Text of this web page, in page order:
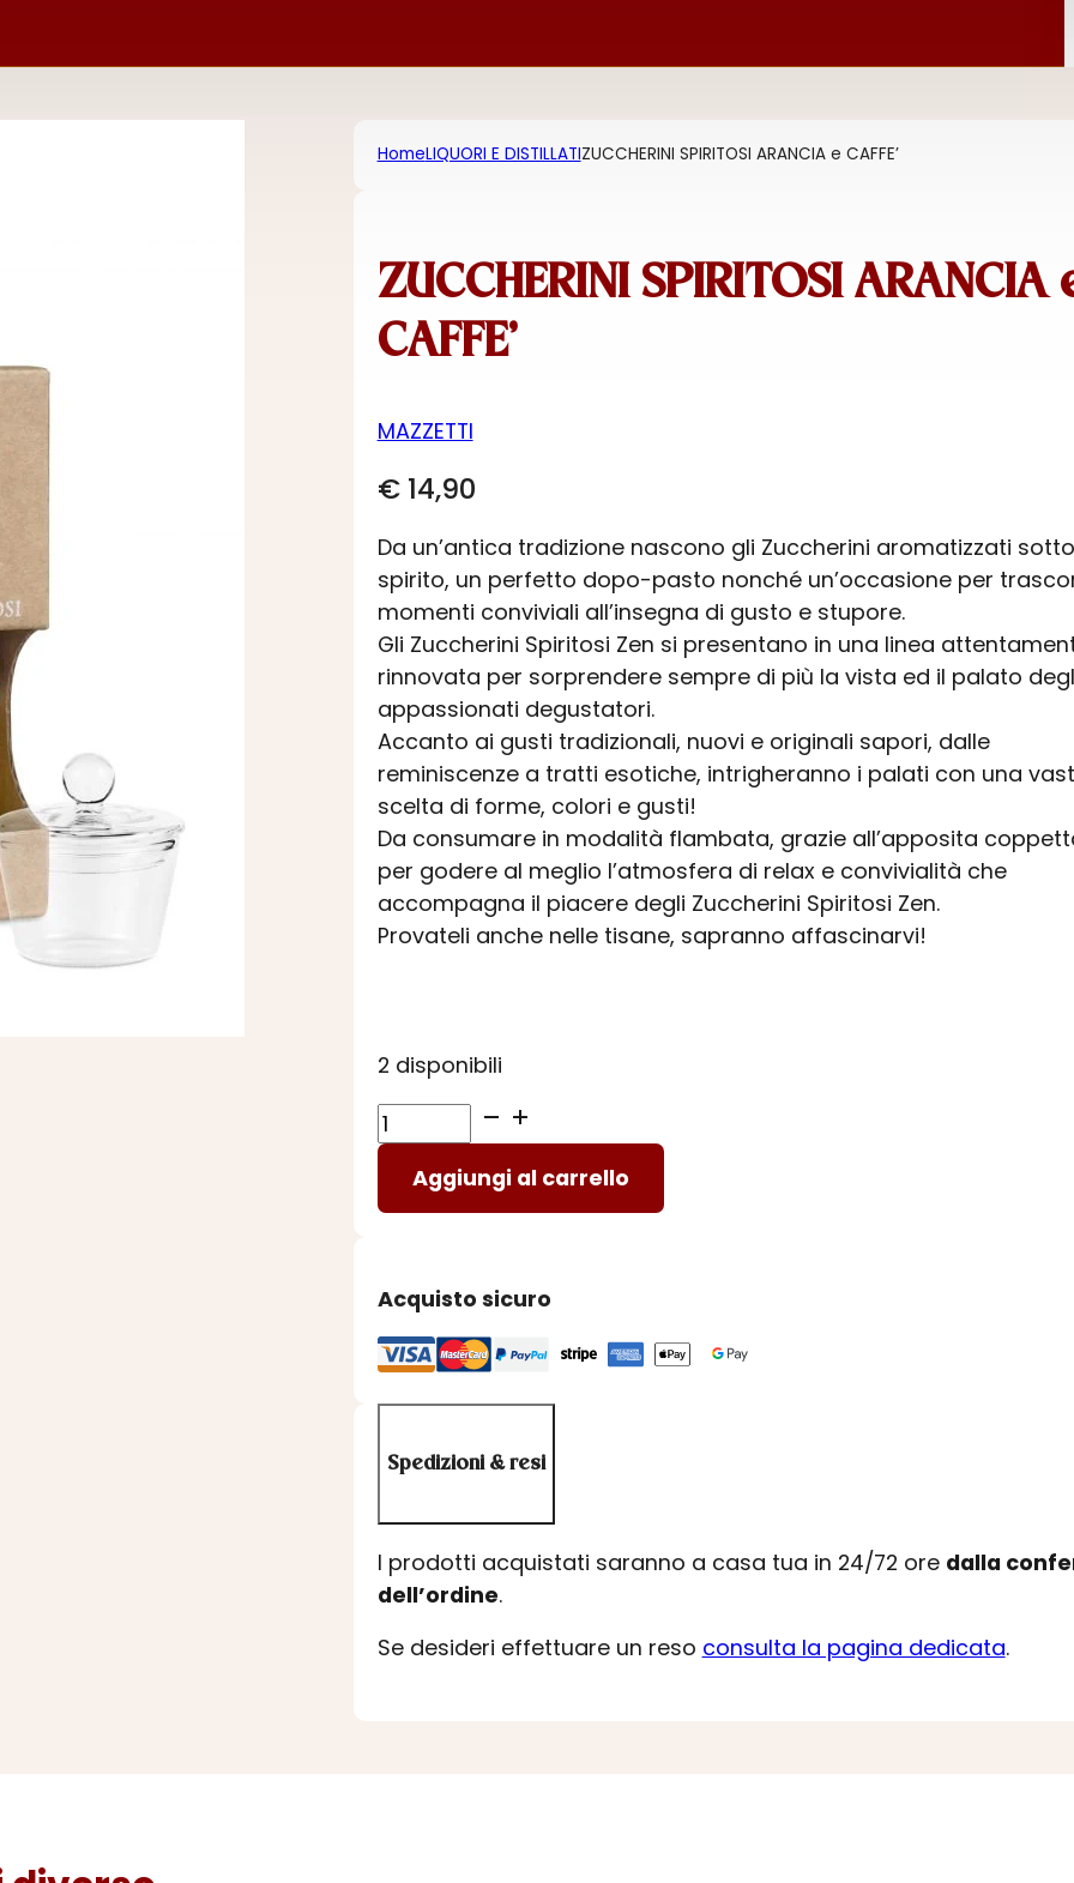
HomeLIQUORI E DISTILLATIZUCCHERINI SPIRITOSI ARANCIA e CAFFE’
ZUCCHERINI SPIRITOSI ARANCIA
CAFFE’
MAZZETTI
€14,90
Da un’antica tradizione nascono gli Zuccherini aromatizzati sotto
spirito, un perfetto dopo-pasto nonché un’occasione per
momenti conviviali all’insegna di gusto e stupore.
Gli Zuccherini Spiritosi Zen si presentano in una linea
rinnovata per sorprendere sempre di più la vista ed il palato
appassionati degustatori.
Accanto ai gusti tradizionali, nuovi e originali sapori, dalle
reminiscenze a tratti esotiche, intrigheranno i palati con una
scelta di forme, colori e gusti!
Da consumare in modalità flambata, grazie all’apposita
per godere al meglio l’atmosfera di relax e convivialità che
accompagna il piacere degli Zuccherini Spiritosi Zen.
Provateli anche nelle tisane, sapranno affascinarvi!
2 disponibili
ZUCCHERINI
SPIRITOSI
ARANCIA
e
Aggiungi al carrello
Acquisto sicuro
Spedizioni & resi
I prodotti acquistati saranno a casa tua in 24/72 ore dalla
dell’ordine.
Se desideri effettuare un reso consulta la pagina dedicata.